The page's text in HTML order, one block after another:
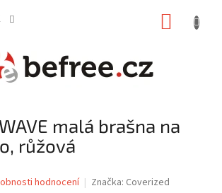
malá brašna na
růžová
hodnocení Značka: Coverized